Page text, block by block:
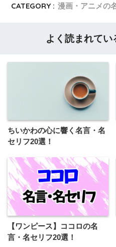
CATEGORY : 漫画・アニメの
よく読まれてい
ちいかわの心に響く名言・名
セリフ20選！
【ワンピース】ココロの名
言・名セリフ20選！